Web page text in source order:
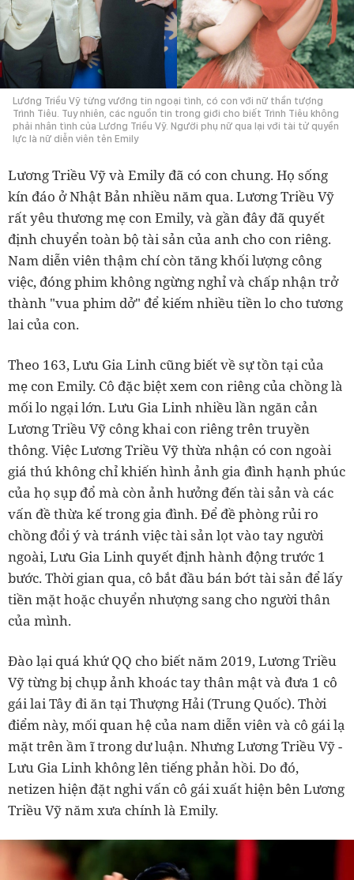
Lương Triều Vỹ từng vướng tin ngoại tình, có con với nữ thần tượng
Trình Tiêu. Tuy nhiên, các nguồn tin trong giới cho biết Trình Tiêu không
phải nhân tình của Lương Triều Vỹ. Người phụ nữ qua lại với tài tử quyền
lực là nữ diễn viên tên Emily
Lương Triều Vỹ và Emily đã có con chung. Họ sống
kín đáo ở Nhật Bản nhiều năm qua. Lương Triều Vỹ
rất yêu thương mẹ con Emily, và gần đây đã quyết
định chuyển toàn bộ tài sản của anh cho con riêng.
Nam diễn viên thậm chí còn tăng khối lượng công
việc, đóng phim không ngừng nghỉ và chấp nhận trở
thành "vua phim dở" để kiếm nhiều tiền lo cho tương
lai của con.
Theo 163, Lưu Gia Linh cũng biết về sự tồn tại của
mẹ con Emily. Cô đặc biệt xem con riêng của chồng là
mối lo ngại lớn. Lưu Gia Linh nhiều lần ngăn cản
Lương Triều Vỹ công khai con riêng trên truyền
thông. Việc Lương Triều Vỹ thừa nhận có con ngoài
giá thú không chỉ khiến hình ảnh gia đình hạnh phúc
của họ sụp đổ mà còn ảnh hưởng đến tài sản và các
vấn đề thừa kế trong gia đình. Để đề phòng rủi ro
chồng đổi ý và tránh việc tài sản lọt vào tay người
ngoài, Lưu Gia Linh quyết định hành động trước 1
bước. Thời gian qua, cô bắt đầu bán bớt tài sản để lấy
tiền mặt hoặc chuyển nhượng sang cho người thân
của mình.
Đào lại quá khứ QQ cho biết năm 2019, Lương Triều
Vỹ từng bị chụp ảnh khoác tay thân mật và đưa 1 cô
gái lai Tây đi ăn tại Thượng Hải (Trung Quốc). Thời
điểm này, mối quan hệ của nam diễn viên và cô gái lạ
mặt trên ầm ĩ trong dư luận. Nhưng Lương Triều Vỹ -
Lưu Gia Linh không lên tiếng phản hồi. Do đó,
netizen hiện đặt nghi vấn cô gái xuất hiện bên Lương
Triều Vỹ năm xưa chính là Emily.